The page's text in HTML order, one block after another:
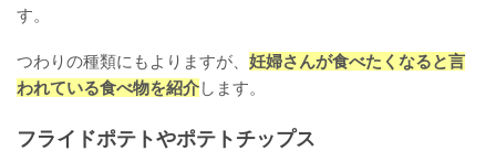
す。
つわりの種類にもよりますが、 妊婦さんが食べたくなると言
われている食べ物を紹介します。
フライドポテトやポテトチップス